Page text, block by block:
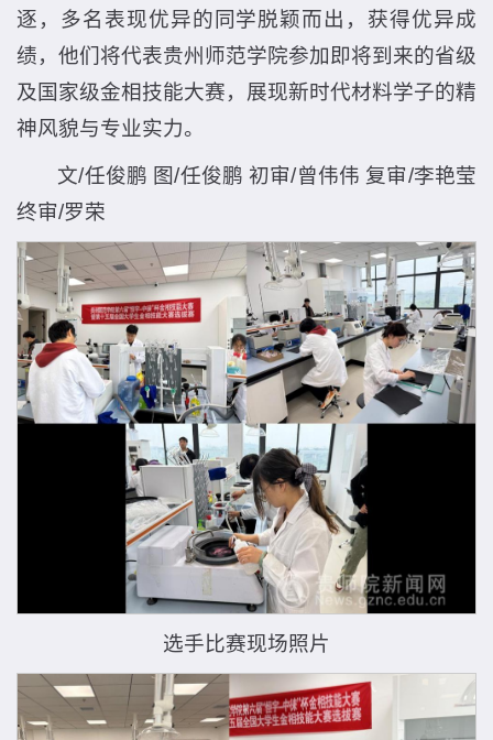
逐，多名表现优异的同学脱颖而出，获得优异成
绩，他们将代表贵州师范学院参加即将到来的省级
及国家级金相技能大赛，展现新时代材料学子的精
神风貌与专业实力。
文/任俊鹏 图/任俊鹏 初审/曾伟伟 复审/李艳莹
终审/罗荣
选手比赛现场照片